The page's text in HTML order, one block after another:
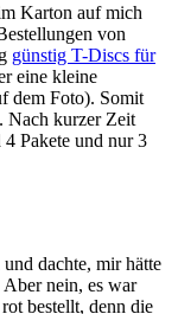
Karton auf mich
von
günstig T-Discs für
eine kleine
dem Foto). Somit
Nach kurzer Zeit
4 Pakete und nur 3
dachte, mir hätte
nein, es war
bestellt, denn die